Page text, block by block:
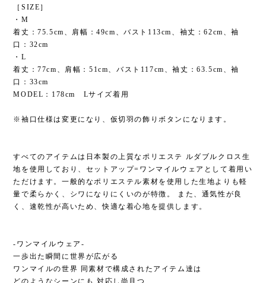
［SIZE］
・M
着丈：75.5cm、肩幅：49cm、バスト113cm、袖丈：62cm、袖
口：32cm
・L
着丈：77cm、肩幅：51cm、バスト117cm、袖丈：63.5cm、袖
口：33cm
MODEL：178cm Lサイズ着用
※袖口仕様は変更になり、仮切羽の飾りボタンになります。
すべてのアイテムは日本製の上質なポリエステ ルダブルクロス生
地を使用しており、セットアップ=ワンマイルウェアとして着用い
ただけます。一般的なポリエステル素材を使用した生地よりも軽
量で柔らかく、シワになりにくいのが特徴。 また、通気性が良
く、速乾性が高いため、快適な着心地を提供します。
-ワンマイルウェア-
一歩出た瞬間に世界が広がる
ワンマイルの世界 同素材で構成されたアイテム達は